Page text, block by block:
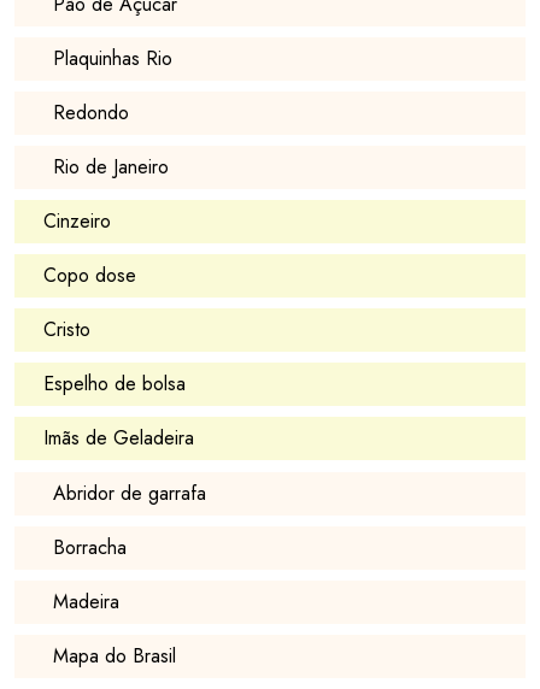
Plaquinhas Rio
Redondo
Rio de Janeiro
Cinzeiro
Copo dose
Cristo
Espelho de bolsa
Imãs de Geladeira
Abridor de garrafa
Borracha
Madeira
Mapa do Brasil